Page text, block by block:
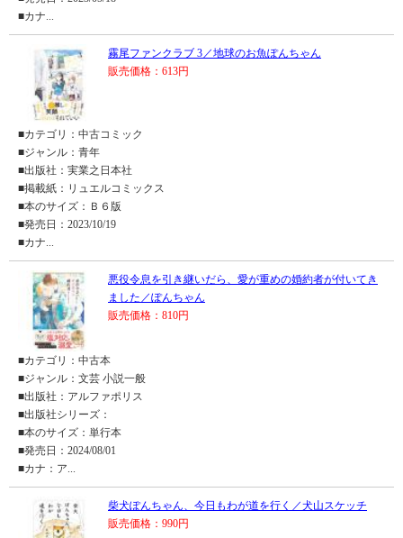
■カナ...
霧尾ファンクラブ 3／地球のお魚ぽんちゃん
販売価格：613円
■カテゴリ：中古コミック
■ジャンル：青年
■出版社：実業之日本社
■掲載紙：リュエルコミックス
■本のサイズ：Ｂ６版
■発売日：2023/10/19
■カナ...
悪役令息を引き継いだら、愛が重めの婚約者が付いてき
ました／ぽんちゃん
販売価格：810円
■カテゴリ：中古本
■ジャンル：文芸 小説一般
■出版社：アルファポリス
■出版社シリーズ：
■本のサイズ：単行本
■発売日：2024/08/01
■カナ：ア...
柴犬ぽんちゃん、今日もわが道を行く／犬山スケッチ
販売価格：990円